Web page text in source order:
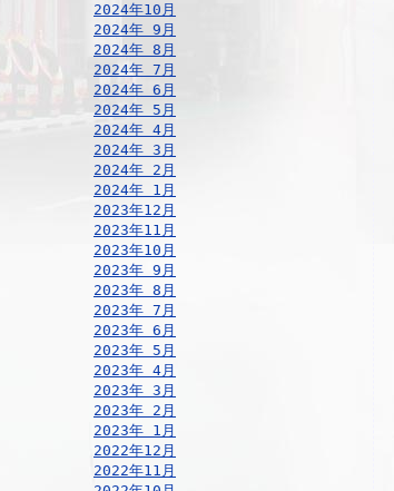
2024年10月
2024年 9月
2024年 8月
2024年 7月
2024年 6月
2024年 5月
2024年 4月
2024年 3月
2024年 2月
2024年 1月
2023年12月
2023年11月
2023年10月
2023年 9月
2023年 8月
2023年 7月
2023年 6月
2023年 5月
2023年 4月
2023年 3月
2023年 2月
2023年 1月
2022年12月
2022年11月